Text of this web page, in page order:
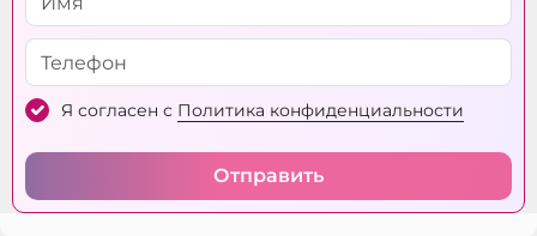
Я согласен с Политика конфиденциальности
Отправить